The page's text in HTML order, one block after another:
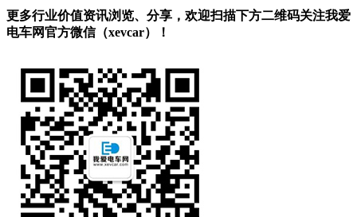
更多行业价值资讯浏览、分享，欢迎扫描下方二维码关注我爱
电车网官方微信（xevcar）！